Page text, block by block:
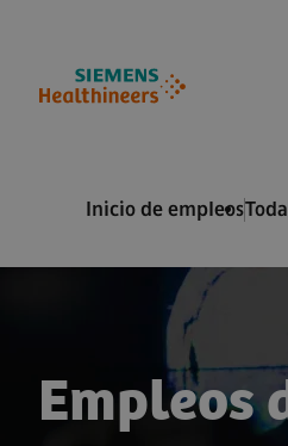
Inicio de empleos
Empleos